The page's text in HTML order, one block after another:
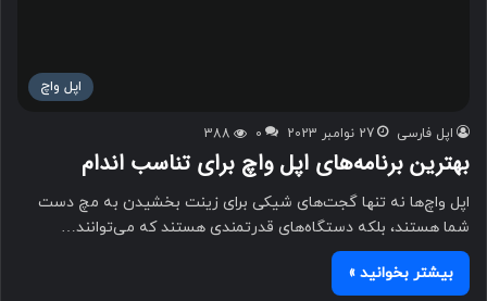
اپل واچ
اپل فارسی 27 نوامبر 2023 0
388
بهترین برنامه‌های اپل واچ برای تناسب اندام
اپل واچ‌ها نه تنها گجت‌های شیکی برای زینت بخشیدن به مچ دست
شما هستند، بلکه دستگاه‌های قدرتمندی هستند که می‌توانند…
بیشتر بخوانید »